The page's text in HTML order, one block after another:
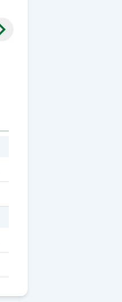
Next slide